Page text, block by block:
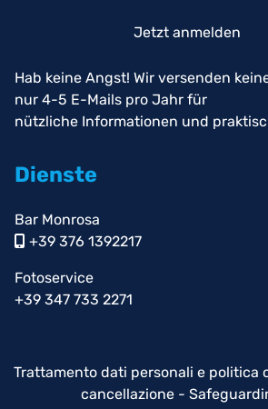
Jetzt anmelden
Hab keine Angst! Wir versenden
nur 4-5 E-Mails pro Jahr für
nützliche Informationen und
Dienste
Bar Monrosa
+39 376 1392217
Fotoservice
+39 347 733 2271
Trattamento dati personali e politica
cancellazione -